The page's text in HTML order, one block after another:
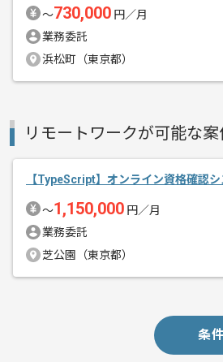
その他募集要項
エージェントからのコ
フロントエ
複数案件を
ご経験と実
スキルアッ
首都圏また
〜730,000 円／月
業務委託
浜松町（東京都）
リモートワークが可能な案
【TypeScript】オンライン資格確認
〜1,150,000 円／月
業務委託
芝公園（東京都）
条